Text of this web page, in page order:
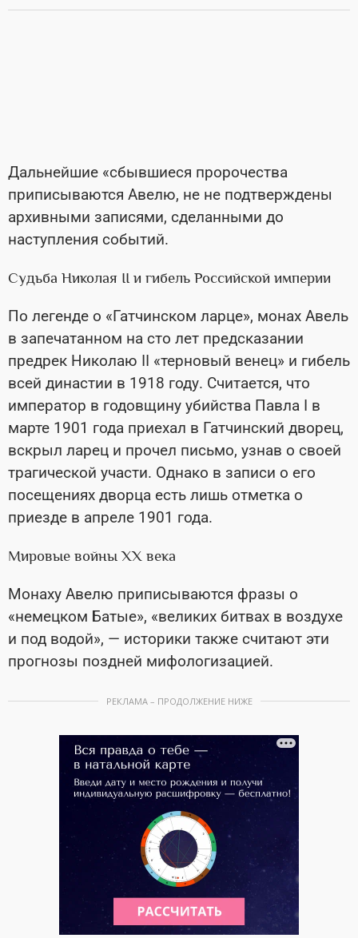
Дальнейшие «сбывшиеся пророчества
приписываются Авелю, не не подтверждены
архивными записями, сделанными до
наступления событий.
Судьба Николая II и гибель Российской империи
По легенде о «Гатчинском ларце», монах Авель
в запечатанном на сто лет предсказании
предрек Николаю II «терновый венец» и гибель
всей династии в 1918 году. Считается, что
император в годовщину убийства Павла I в
марте 1901 года приехал в Гатчинский дворец,
вскрыл ларец и прочел письмо, узнав о своей
трагической участи. Однако в записи о его
посещениях дворца есть лишь отметка о
приезде в апреле 1901 года.
Мировые войны XX века
Монаху Авелю приписываются фразы о
«немецком Батые», «великих битвах в воздухе
и под водой», — историки также считают эти
прогнозы поздней мифологизацией.
РЕКЛАМА – ПРОДОЛЖЕНИЕ НИЖЕ